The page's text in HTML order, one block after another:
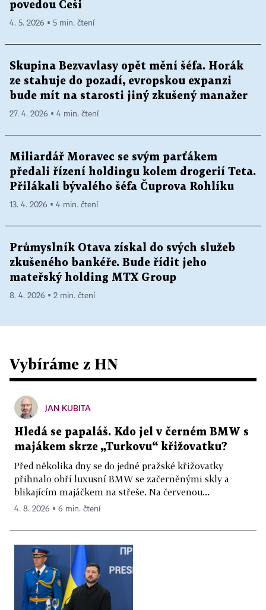
povedou Češi
4. 5. 2026 ▪ 5 min. čtení
Skupina Bezvavlasy opět mění šéfa. Horák
ze stahuje do pozadí, evropskou expanzi
bude mít na starosti jiný zkušený manažer
27. 4. 2026 ▪ 4 min. čtení
Miliardář Moravec se svým parťákem
předali řízení holdingu kolem drogerií Teta.
Přilákali bývalého šéfa Čuprova Rohlíku
13. 4. 2026 ▪ 4 min. čtení
Průmyslník Otava získal do svých služeb
zkušeného bankéře. Bude řídit jeho
mateřský holding MTX Group
8. 4. 2026 ▪ 2 min. čtení
Vybíráme z HN
JAN KUBITA
Hledá se papaláš. Kdo jel v černém BMW s
majákem skrze „Turkovu“ křižovatku?
Před několika dny se do jedné pražské křižovatky
přihnalo obří luxusní BMW se začerněnými skly a
blikajícím majáčkem na střeše. Na červenou...
4. 8. 2026 ▪ 6 min. čtení